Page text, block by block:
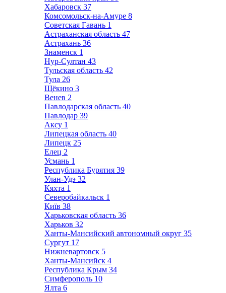
Хабаровск 37
Комсомольск-на-Амуре 8
Советская Гавань 1
Астраханская область 47
Астрахань 36
Знаменск 1
Нур-Султан 43
Тульская область 42
Тула 26
Щёкино 3
Венев 2
Павлодарская область 40
Павлодар 39
Аксу 1
Липецкая область 40
Липецк 25
Елец 2
Усмань 1
Республика Бурятия 39
Улан-Удэ 32
Кяхта 1
Северобайкальск 1
Київ 38
Харьковская область 36
Харьков 32
Ханты-Мансийский автономный округ 35
Сургут 17
Нижневартовск 5
Ханты-Мансийск 4
Республика Крым 34
Симферополь 10
Ялта 6